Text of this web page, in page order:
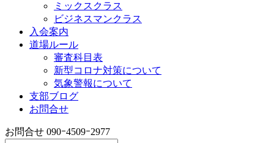
ミックスクラス
ビジネスマンクラス
入会案内
道場ルール
審査科目表
新型コロナ対策について
気象警報について
支部ブログ
お問合せ
お問合せ 090ｰ4509ｰ2977